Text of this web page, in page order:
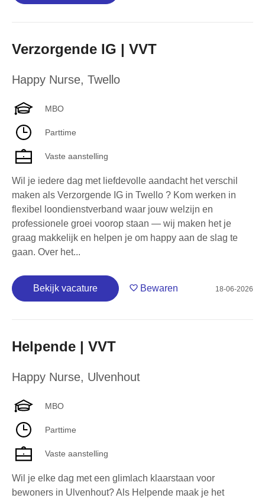
Verzorgende IG | VVT
Happy Nurse, Twello
MBO
Parttime
Vaste aanstelling
Wil je iedere dag met liefdevolle aandacht het verschil
maken als Verzorgende IG in Twello ? Kom werken in
flexibel loondienstverband waar jouw welzijn en
professionele groei voorop staan — wij maken het je
graag makkelijk en helpen je om happy aan de slag te
gaan. Over het...
Bekijk vacature Bewaren 18-06-2026
Helpende | VVT
Happy Nurse, Ulvenhout
MBO
Parttime
Vaste aanstelling
Wil je elke dag met een glimlach klaarstaan voor
bewoners in Ulvenhout? Als Helpende maak je het